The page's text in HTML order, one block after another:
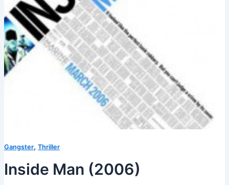
Gangster, Thriller
Inside Man (2006)